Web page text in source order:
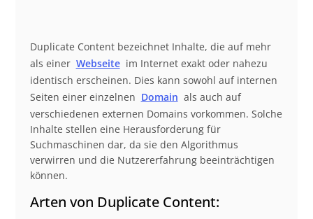
Duplicate Content bezeichnet Inhalte, die auf mehr
als einer Webseite im Internet exakt oder nahezu
identisch erscheinen. Dies kann sowohl auf internen
Seiten einer einzelnen Domain als auch auf
verschiedenen externen Domains vorkommen. Solche
Inhalte stellen eine Herausforderung für
Suchmaschinen dar, da sie den Algorithmus
verwirren und die Nutzererfahrung beeinträchtigen
können.
Arten von Duplicate Content: